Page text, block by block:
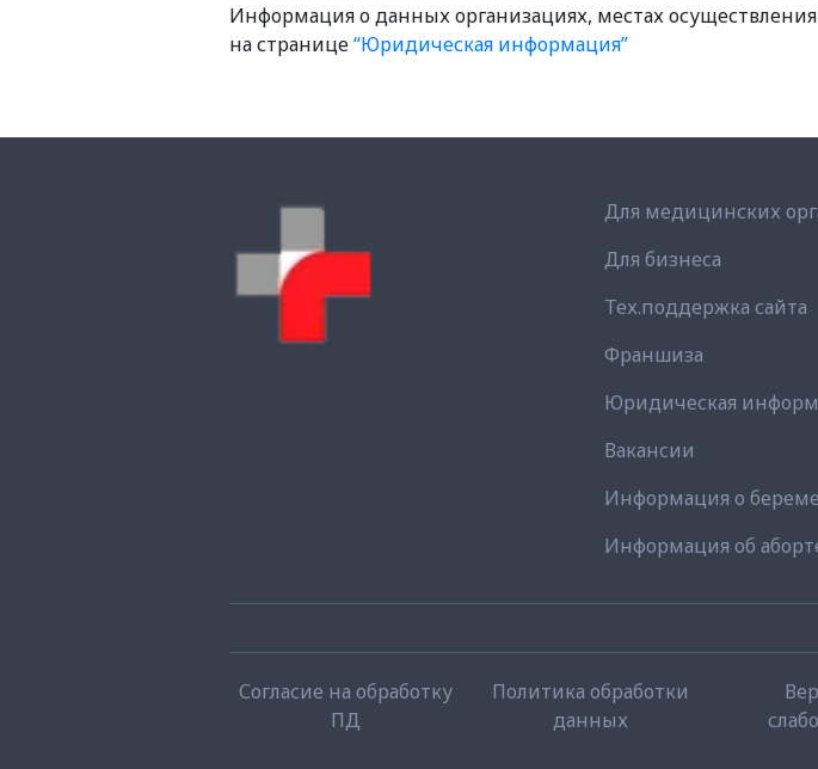
Информация о данных организациях, местах
на странице“Юридическая информация”
Для медицинских
Для бизнеса
Тех.поддержка сайта
Франшиза
Юридическая
Вакансии
Информация о
Информация об
Согласие на обработку
ПД
Политика обработки
данных